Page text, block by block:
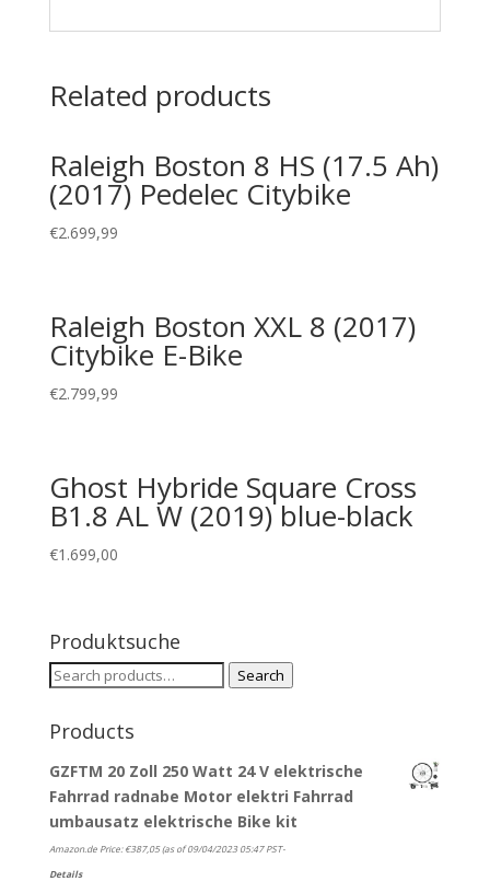
Related products
Raleigh Boston 8 HS (17.5 Ah)
(2017) Pedelec Citybike
€2.699,99
Raleigh Boston XXL 8 (2017)
Citybike E-Bike
€2.799,99
Ghost Hybride Square Cross
B1.8 AL W (2019) blue-black
€1.699,00
Produktsuche
Search
Search
Products
GZFTM 20 Zoll 250 Watt 24 V elektrische
Fahrrad radnabe Motor elektri Fahrrad
umbausatz elektrische Bike kit
Amazon.de Price:€387,05(as of 09/04/2023 05:47 PST-
Details